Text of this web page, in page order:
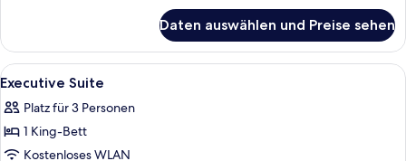
Zimmer
(Club)
Daten auswählen und Preise sehen
Alle
Fotos
für
Executive
Suite
Ein formeller Speisesaal mit einem
1
Executive Suite
Platz für 3 Personen
1 King-Bett
Kostenloses WLAN